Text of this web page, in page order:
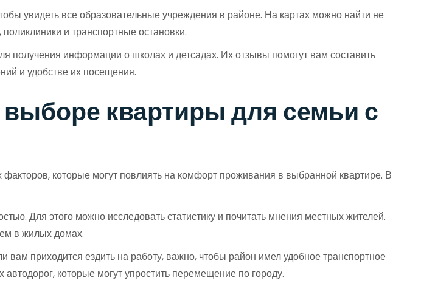
увидеть все образовательные учреждения в районе. На картах можно найти не
и транспортные остановки.
получения информации о школах и детсадах. Их отзывы помогут вам составить
и удобстве их посещения.
квартиры для семьи с
которые могут повлиять на комфорт проживания в выбранной квартире. В
Для этого можно исследовать статистику и почитать мнения местных жителей.
в жилых домах.
приходится ездить на работу, важно, чтобы район имел удобное транспортное
которые могут упростить перемещение по городу.